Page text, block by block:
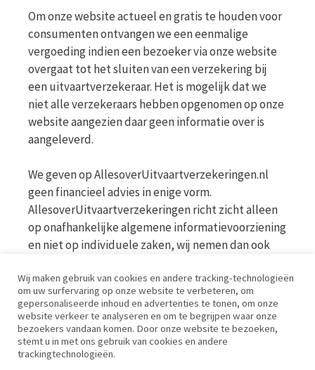
Om onze website actueel en gratis te houden voor
consumenten ontvangen we een eenmalige
vergoeding indien een bezoeker via onze website
overgaat tot het sluiten van een verzekering bij
een uitvaartverzekeraar. Het is mogelijk dat we
niet alle verzekeraars hebben opgenomen op onze
website aangezien daar geen informatie over is
aangeleverd.
We geven op AllesoverUitvaartverzekeringen.nl
geen financieel advies in enige vorm.
AllesoverUitvaartverzekeringen richt zicht alleen
op onafhankelijke algemene informatievoorziening
en niet op individuele zaken, wij nemen dan ook
voor meer informatie op de website van de AFM
www.afm.nl
Disclaimer | Privacy | Cookies | Werkwijze
Wij maken gebruik van cookies en andere tracking-technologieën
om uw surfervaring op onze website te verbeteren, om
gepersonaliseerde inhoud en advertenties te tonen, om onze
website verkeer te analyseren en om te begrijpen waar onze
bezoekers vandaan komen. Door onze website te bezoeken,
stemt u in met ons gebruik van cookies en andere
trackingtechnologieën.